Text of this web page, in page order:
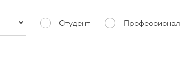
Студент Профессионал